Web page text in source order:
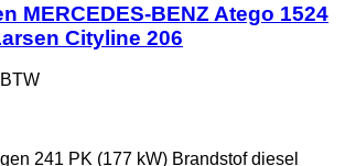
MERCEDES-BENZ Atego 1524
Cityline 206
241 PK (177 kW) Brandstof diesel